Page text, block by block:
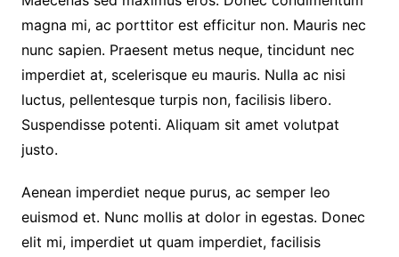
magna mi, ac porttitor est efficitur non. Mauris nec
nunc sapien. Praesent metus neque, tincidunt nec
imperdiet at, scelerisque eu mauris. Nulla ac nisi
luctus, pellentesque turpis non, facilisis libero.
Suspendisse potenti. Aliquam sit amet volutpat
justo.
Aenean imperdiet neque purus, ac semper leo
euismod et. Nunc mollis at dolor in egestas. Donec
elit mi, imperdiet ut quam imperdiet, facilisis